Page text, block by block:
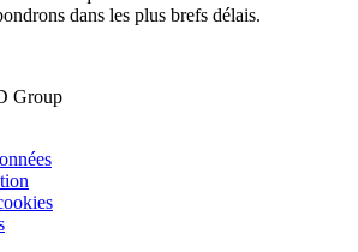
dans les plus brefs délais.
Group